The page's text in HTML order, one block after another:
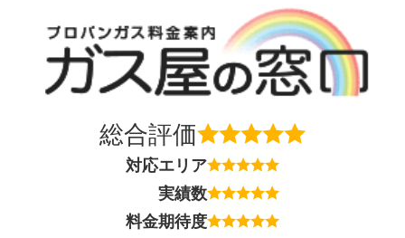
総合評価
対応エリア
実績数
料金期待度